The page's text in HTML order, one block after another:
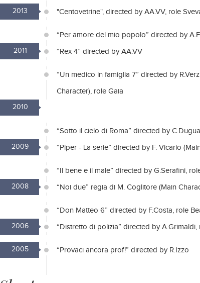
2013 "Centovetrine", directed by AA.VV, role
“Per amore del mio popolo” directed by
2011 “Rex 4” directed by AA.VV
“Un medico in famiglia 7” directed by
Character), role Gaia
2010
“Sotto il cielo di Roma” directed by
2009 “Piper - La serie” directed by F. Vicario
“Il bene e il male” directed by G.Serafini,
2008 “Noi due” regia di M. Coglitore (Main
“Don Matteo 6” directed by F.Costa, role
2006 “Distretto di polizia” directed by A.Grimaldi,
2005 “Provaci ancora prof!” directed by R.Izzo